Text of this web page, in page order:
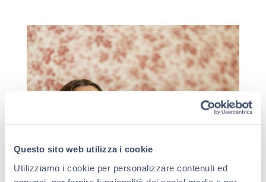
Questo sito web utilizza i cookie
Utilizziamo i cookie per personalizzare contenuti ed